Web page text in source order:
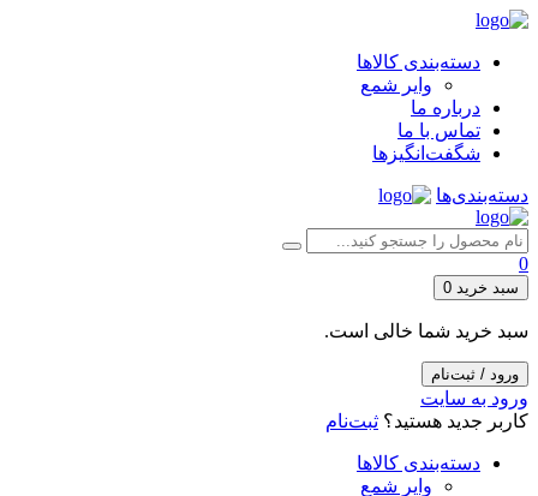
دسته‌بندی کالاها
وایر شمع
درباره ما
تماس با ما
شگفت‌انگیزها
دسته‌بندی‌ها
0
سبد خرید 0
سبد خرید شما خالی است.
ورود / ثبت‌نام
ورود به سایت
کاربر جدید هستید؟ ثبت‌نام
دسته‌بندی کالاها
وایر شمع